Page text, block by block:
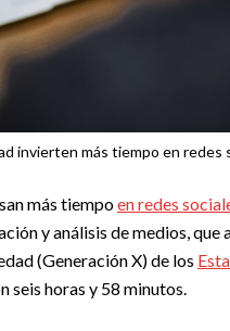
invierten más tiempo en redes
más tiempoen redes
y análisis de medios, que
(Generación X) de los
seis horas y 58 minutos.